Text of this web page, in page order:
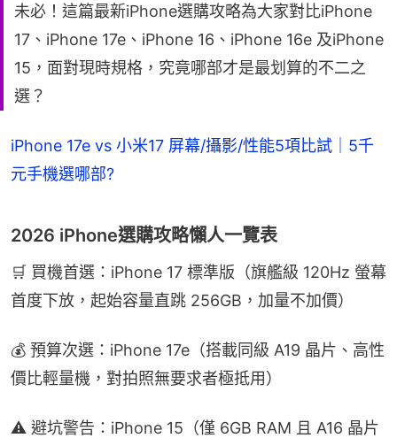
未必！這篇最新iPhone選購攻略為大家對比iPhone
17、iPhone 17e、iPhone 16、iPhone 16e 及iPhone
15，面對現時規格，究竟哪部才是最划算的不二之
選？
iPhone 17e vs 小米17 屏幕/攝影/性能5項比試｜5千
元手機選哪部?
2026 iPhone選購攻略懶人一覽表
🛒 買機首選：iPhone 17 標準版（旗艦級 120Hz 螢幕
首度下放，起始容量直跳 256GB，加量不加價）
💰 預算次選：iPhone 17e（搭載同級 A19 晶片、高性
價比輕量機，對拍照無要求者極抵用）
⚠️ 避坑警告：iPhone 15（僅 6GB RAM 且 A16 晶片